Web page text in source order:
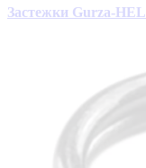
Застежки Gurza-